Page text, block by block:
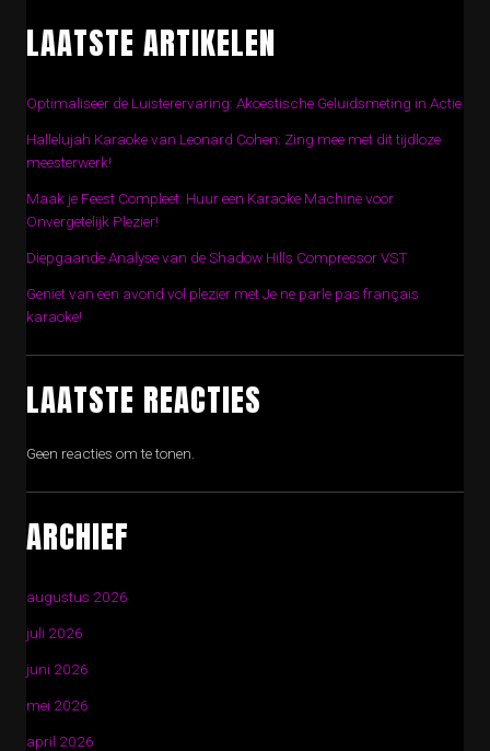
LAATSTE ARTIKELEN
Optimaliseer de Luisterervaring: Akoestische Geluidsmeting in Actie
Hallelujah Karaoke van Leonard Cohen: Zing mee met dit tijdloze
meesterwerk!
Maak je Feest Compleet: Huur een Karaoke Machine voor
Onvergetelijk Plezier!
Diepgaande Analyse van de Shadow Hills Compressor VST
Geniet van een avond vol plezier met Je ne parle pas français
karaoke!
LAATSTE REACTIES
Geen reacties om te tonen.
ARCHIEF
augustus 2026
juli 2026
juni 2026
mei 2026
april 2026